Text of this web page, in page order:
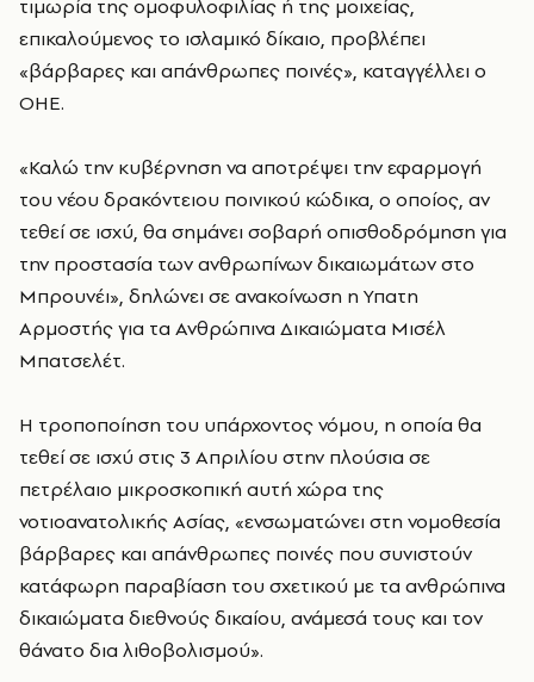
τιμωρία της ομοφυλοφιλίας ή της μοιχείας,
επικαλούμενος το ισλαμικό δίκαιο, προβλέπει
«βάρβαρες και απάνθρωπες ποινές», καταγγέλλει ο
ΟΗΕ.
«Καλώ την κυβέρνηση να αποτρέψει την εφαρμογή
του νέου δρακόντειου ποινικού κώδικα, ο οποίος, αν
τεθεί σε ισχύ, θα σημάνει σοβαρή οπισθοδρόμηση για
την προστασία των ανθρωπίνων δικαιωμάτων στο
Μπρουνέι», δηλώνει σε ανακοίνωση η Υπατη
Αρμοστής για τα Ανθρώπινα Δικαιώματα Μισέλ
Μπατσελέτ.
Η τροποποίηση του υπάρχοντος νόμου, η οποία θα
τεθεί σε ισχύ στις 3 Απριλίου στην πλούσια σε
πετρέλαιο μικροσκοπική αυτή χώρα της
νοτιοανατολικής Ασίας, «ενσωματώνει στη νομοθεσία
βάρβαρες και απάνθρωπες ποινές που συνιστούν
κατάφωρη παραβίαση του σχετικού με τα ανθρώπινα
δικαιώματα διεθνούς δικαίου, ανάμεσά τους και τον
θάνατο δια λιθοβολισμού».